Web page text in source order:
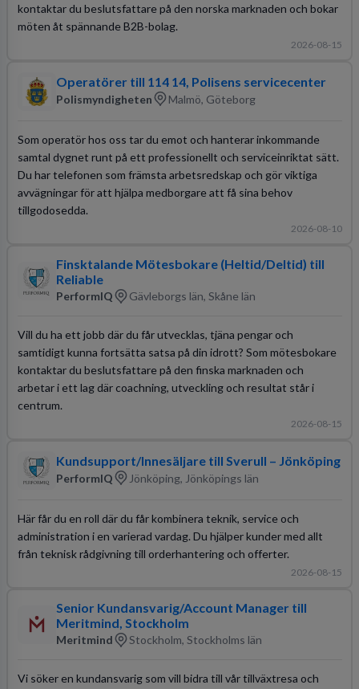
kontaktar du beslutsfattare på den norska marknaden och bokar
möten åt spännande B2B-bolag.
2026-08-15
Operatörer till 114 14, Polisens servicecenter
Polismyndigheten Malmö, Göteborg
Som operatör hos oss tar du emot och hanterar inkommande
samtal dygnet runt på ett professionellt och serviceinriktat sätt.
Du har telefonen som främsta arbetsredskap och gör viktiga
avvägningar för att hjälpa medborgare att få sina behov
tillgodosedda.
2026-08-10
Finsktalande Mötesbokare (Heltid/Deltid) till
Reliable
PerformIQ Gävleborgs län, Skåne län
Vill du ha ett jobb där du får utvecklas, tjäna pengar och
samtidigt kunna fortsätta satsa på din idrott? Som mötesbokare
kontaktar du beslutsfattare på den finska marknaden och
arbetar i ett lag där coachning, utveckling och resultat står i
centrum.
2026-08-15
Kundsupport/Innesäljare till Sverull – Jönköping
PerformIQ Jönköping, Jönköpings län
Här får du en roll där du får kombinera teknik, service och
administration i en varierad vardag. Du hjälper kunder med allt
från teknisk rådgivning till orderhantering och offerter.
2026-08-15
Senior Kundansvarig/Account Manager till
Meritmind, Stockholm
Meritmind Stockholm, Stockholms län
Vi söker en kundansvarig som vill bidra till vår tillväxtresa och